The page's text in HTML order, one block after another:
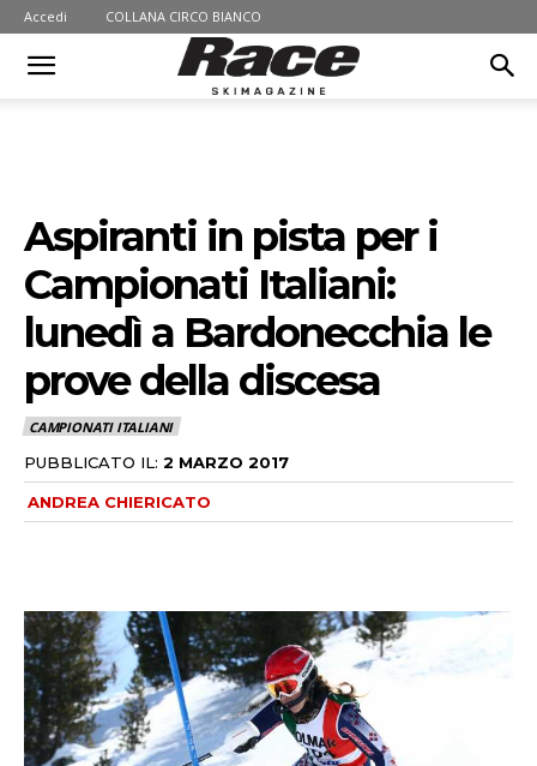
Accedi COLLANA CIRCO BIANCO
Aspiranti in pista per i
Campionati Italiani:
lunedì a Bardonecchia le
prove della discesa
CAMPIONATI ITALIANI
PUBBLICATO IL: 2 MARZO 2017
ANDREA CHIERICATO